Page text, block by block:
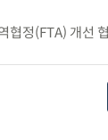
협정(FTA) 개선